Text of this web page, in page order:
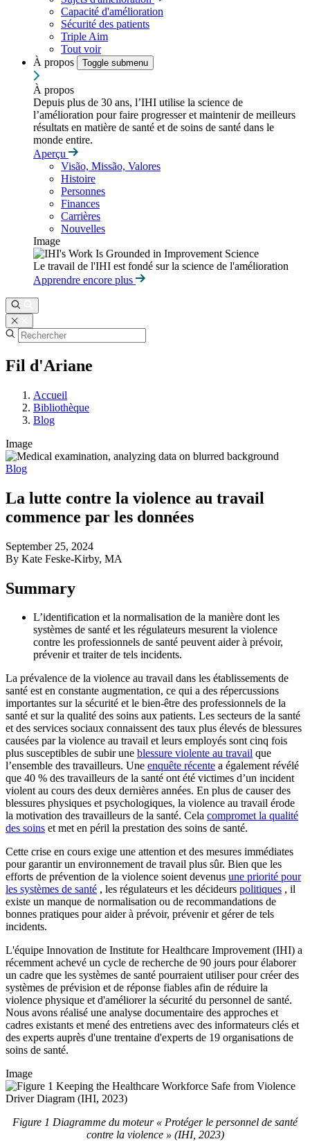
Capacité d'amélioration
Sécurité des patients
Triple Aim
Tout voir
À propos
Toggle submenu
À propos
Depuis plus de 30 ans, l’IHI utilise la science de
l’amélioration pour faire progresser et maintenir de meilleurs
résultats en matière de santé et de soins de santé dans le
monde entire.
Aperçu
Visão, Missão, Valores
Histoire
Personnes
Finances
Carrières
Nouvelles
Image
Le travail de l'IHI est fondé sur la science de l'amélioration
Apprendre encore plus
Fil d'Ariane
Accueil
Bibliothèque
Blog
Image
Blog
La lutte contre la violence au travail
commence par les données
September 25, 2024
By Kate Feske-Kirby, MA
Summary
L’identification et la normalisation de la manière dont les
systèmes de santé et les régulateurs mesurent la violence
contre les professionnels de santé peuvent aider à prévoir,
prévenir et traiter de tels incidents.
La prévalence de la violence au travail dans les établissements de
santé est en constante augmentation, ce qui a des répercussions
importantes sur la sécurité et le bien-être des professionnels de la
santé et sur la qualité des soins aux patients. Les secteurs de la santé
et des services sociaux connaissent des taux plus élevés de blessures
causées par la violence au travail et leurs employés sont cinq fois
plus susceptibles de subirune blessure violente au travail que
l’ensemble des travailleurs. Une enquête récente a également révélé
que 40 % des travailleurs de la santé ont été victimes d’un incident
violent au cours des deux dernières années. En plus de causer des
blessures physiques et psychologiques, la violence au travail érode
la motivation des travailleurs de la santé. Cela compromet la qualité
des soins et met en péril la prestation des soins de santé.
Cette crise en cours exige une attention et des mesures immédiates
pour garantir un environnement de travail plus sûr. Bien que les
efforts de prévention de la violence soient devenus une priorité pour
les systèmes de santé , les régulateurs et les décideurs politiques , il
existe un manque de normalisation ou de recommandations de
bonnes pratiques pour aider à prévoir, prévenir et gérer de tels
incidents.
L'équipe Innovation de Institute for Healthcare Improvement (IHI) a
récemment achevé un cycle de recherche de 90 jours pour élaborer
un cadre que les systèmes de santé pourraient utiliser pour créer des
systèmes de prévision et de réponse fiables afin de réduire la
violence physique et d'améliorer la sécurité du personnel de santé.
Nous avons réalisé une analyse documentaire des approches et
cadres existants et mené des entretiens avec des informateurs clés et
des experts auprès d'une trentaine d'experts de 19 organisations de
soins de santé.
Image
Figure 1 Diagramme du moteur « Protéger le personnel de santé
contre la violence » (IHI, 2023)